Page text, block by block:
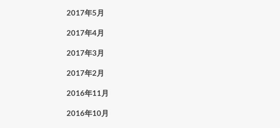
2017年5月
2017年4月
2017年3月
2017年2月
2016年11月
2016年10月